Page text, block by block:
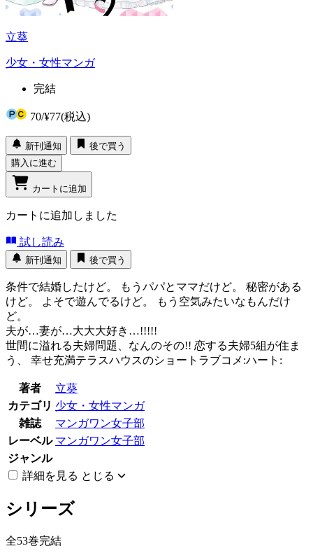
立葵
少女・女性マンガ
完結
70/¥77(税込)
新刊通知
後で買う
購入に進む
カートに追加
カートに追加しました
試し読み
新刊通知 後で買う
条件で結婚したけど。 もうパパとママだけど。 秘密がある
けど。 よそで遊んでるけど。 もう空気みたいなもんだけ
ど。
夫が…妻が…大大大好き…!!!!!
世間に溢れる夫婦問題、なんのその!! 恋する夫婦5組が住ま
う、 幸せ充満テラスハウスのショートラブコメ:ハート:
著者
立葵
カテゴリ 少女・女性マンガ
雑誌
マンガワン女子部
レーベル マンガワン女子部
ジャンル
詳細を見る とじる
シリーズ
全53巻完結